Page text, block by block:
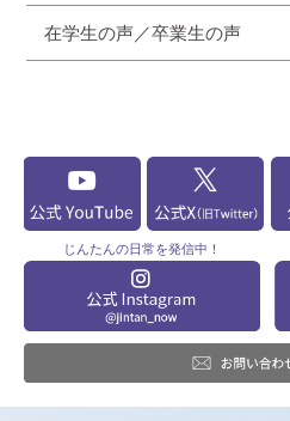
在学生の声／卒業生の声
じんたんの日常を発信中！